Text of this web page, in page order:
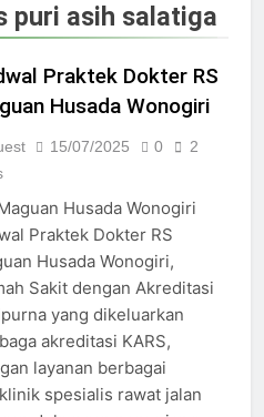
Dokter RS PKU Solo:
Praktek Dokter RS
Husada Wonogiri
online rs sarila
2025
Dokter RS. Puri Asih
2025
2025
Dokter RS Mulia
Wonogiri
2025
Pasien BPJS
puri asih salatiga
Praktek Dokter RS
Husada Wonogiri
15/07/2025 0
2
Husada Wonogiri
Praktek Dokter RS
Husada Wonogiri,
Sakit dengan Akreditasi
yang dikeluarkan
akreditasi KARS,
layanan berbagai
spesialis rawat jalan